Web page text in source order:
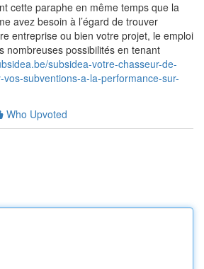
cette paraphe en même temps que la
avez besoin à l’égard de trouver
entreprise ou bien votre projet, le emploi
nombreuses possibilités en tenant
subsidea-votre-chasseur-de-
subventions-a-la-performance-sur-
Who Upvoted